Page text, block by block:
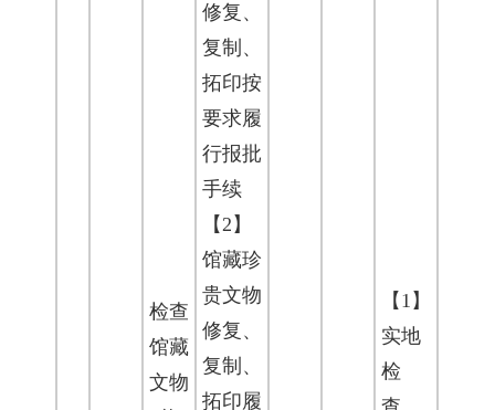
检查
馆藏
文物
修复、
复制、
拓印按
要求履
行报批
手续
【2】
馆藏珍
贵文物
修复、
复制、
拓印履
【1】
实地
检